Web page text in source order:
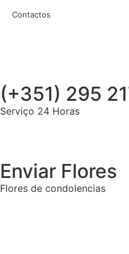
Contactos
(+351) 295
Serviço 24 Horas
Enviar Flores
Flores de condolencias